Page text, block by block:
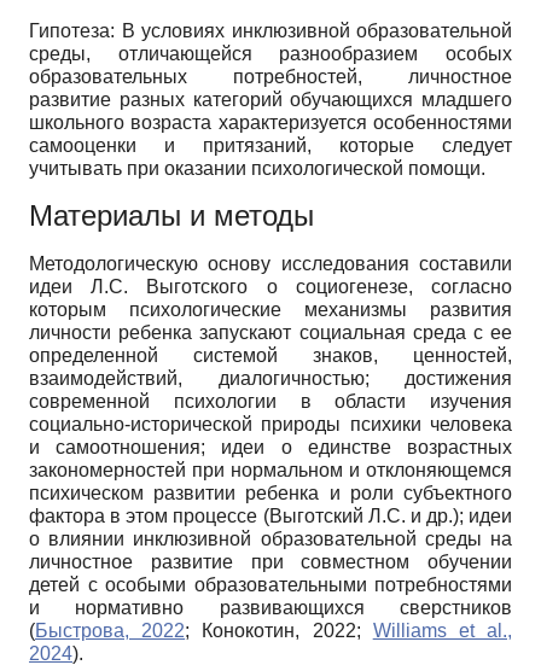
Гипотеза: В условиях инклюзивной образовательной
среды, отличающейся разнообразием особых
образовательных потребностей, личностное
развитие разных категорий обучающихся младшего
школьного возраста характеризуется особенностями
самооценки и притязаний, которые следует
учитывать при оказании психологической помощи.
Материалы и методы
Методологическую основу исследования составили
идеи Л.С. Выготского о социогенезе, согласно
которым психологические механизмы развития
личности ребенка запускают социальная среда с ее
определенной системой знаков, ценностей,
взаимодействий, диалогичностью; достижения
современной психологии в области изучения
социально-исторической природы психики человека
и самоотношения; идеи о единстве возрастных
закономерностей при нормальном и отклоняющемся
психическом развитии ребенка и роли субъектного
фактора в этом процессе (Выготский Л.С. и др.); идеи
о влиянии инклюзивной образовательной среды на
личностное развитие при совместном обучении
детей с особыми образовательными потребностями
и нормативно развивающихся сверстников
(Быстрова, 2022; Конокотин, 2022; Williams et al.,
2024).